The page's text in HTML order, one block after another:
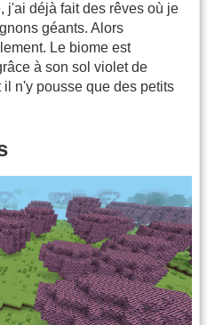
j'ai déjà fait des rêves où je
géants. Alors
Le biome est
à son sol violet de
n'y pousse que des petits